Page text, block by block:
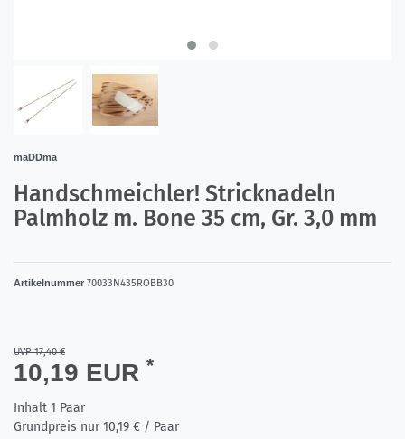
maDDma
Handschmeichler! Stricknadeln
Palmholz m. Bone 35 cm, Gr. 3,0 mm
Artikelnummer 70033N435ROBB30
UVP 17,40 €
10,19 EUR *
Inhalt 1 Paar
Grundpreis nur10,19 € / Paar